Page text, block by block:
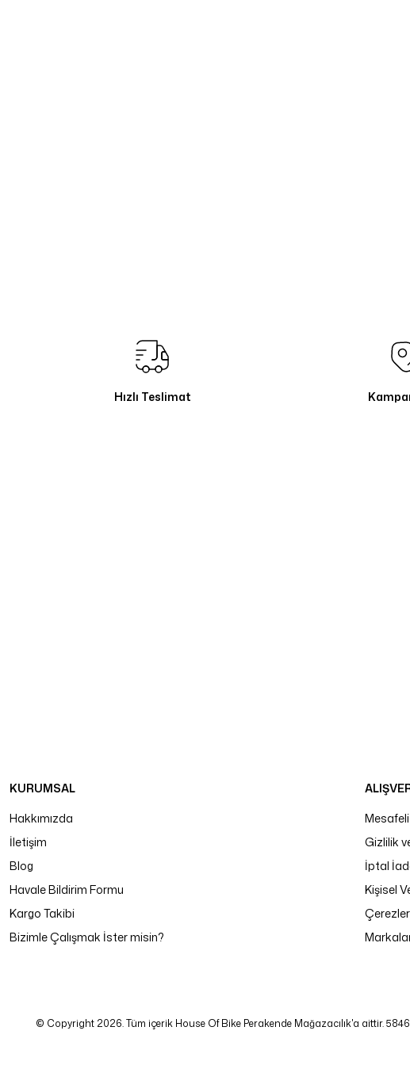
Hızlı Teslimat
KURUMSAL
Hakkımızda
İletişim
Blog
Havale Bildirim Formu
Kargo Takibi
Bizimle Çalışmak İster misin?
Gizlilik
İptal
Kişisel
Çerezler
© Copyright 2026. Tüm içerik House Of Bike Perakende Mağazacılık'a aittir.